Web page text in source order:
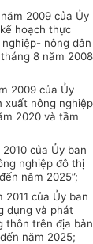
2009 của Ủy
hoạch thực
nông dân
8 năm 2008
2009 của Ủy
xuất nông nghiệp
2020 và tầm
của Ủy ban
nghiệp đô thị
năm 2025”;
2011 của Ủy ban
dụng và phát
thôn trên địa bàn
năm 2025;